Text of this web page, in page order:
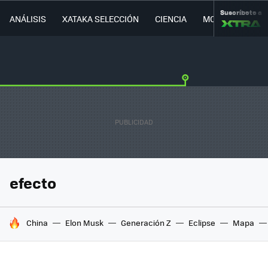
ANÁLISIS XATAKA SELECCIÓN CIENCIA MOVILIDAD
Suscríbete a
efecto
HOY SE HABLA DE
China Elon Musk Generación Z Eclipse Mapa